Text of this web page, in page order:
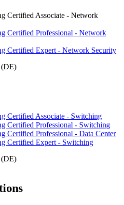
Certified Associate - Network
Certified Professional - Network
Certified Expert - Network Security
(DE)
Certified Associate - Switching
Certified Professional - Switching
Certified Professional - Data Center
Certified Expert - Switching
(DE)